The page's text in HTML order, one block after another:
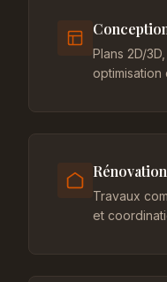
Plans 2D/
Travaux
et